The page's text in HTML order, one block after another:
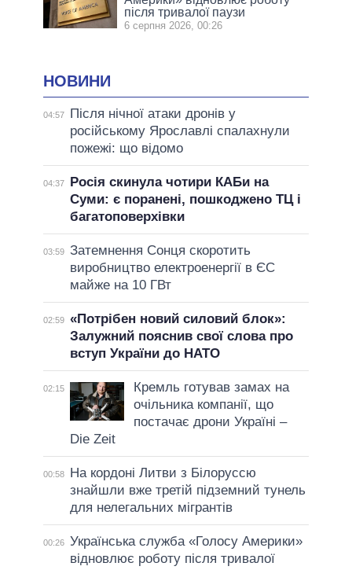
після тривалої паузи
6 серпня 2026, 00:26
НОВИНИ
04:57
Після нічної атаки дронів у
російському Ярославлі спалахнули
пожежі: що відомо
04:37
Росія скинула чотири КАБи на
Суми: є поранені, пошкоджено ТЦ і
багатоповерхівки
03:59 Затемнення Сонця скоротить
виробництво електроенергії в ЄС
майже на 10 ГВт
02:59 «Потрібен новий силовий блок»:
Залужний пояснив свої слова про
вступ України до НАТО
02:15
Кремль готував замах на
очільника компанії, що
постачає дрони Україні –
Die Zeit
00:58
На кордоні Литви з Білоруссю
знайшли вже третій підземний тунель
для нелегальних мігрантів
00:26 Українська служба «Голосу Америки»
відновлює роботу після тривалої